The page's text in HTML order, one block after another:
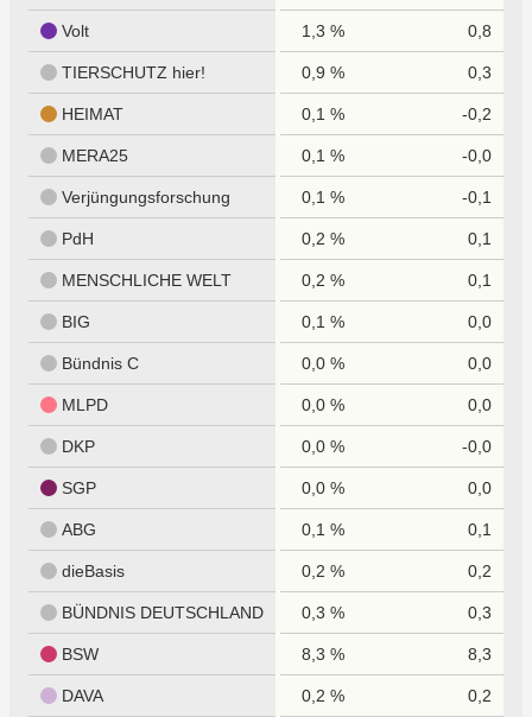
Volt 1,3 % 0,8
TIERSCHUTZ hier! 0,9 % 0,3
HEIMAT 0,1 % -0,2
MERA25 0,1 % -0,0
Verjüngungsforschung 0,1 % -0,1
PdH 0,2 % 0,1
MENSCHLICHE WELT 0,2 % 0,1
BIG 0,1 % 0,0
Bündnis C 0,0 % 0,0
MLPD 0,0 % 0,0
DKP 0,0 % -0,0
SGP 0,0 % 0,0
ABG 0,1 % 0,1
dieBasis 0,2 % 0,2
BÜNDNIS DEUTSCHLAND 0,3 % 0,3
BSW 8,3 % 8,3
DAVA 0,2 % 0,2